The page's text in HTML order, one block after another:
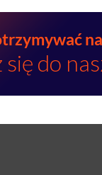
się do